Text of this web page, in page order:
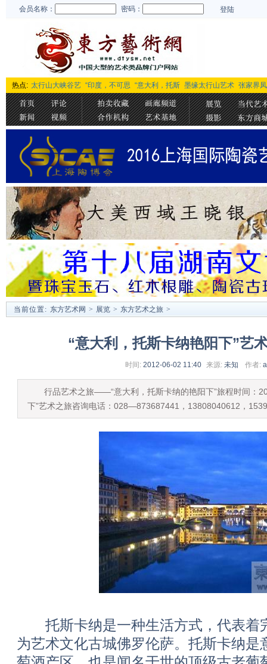
会员名称： 密码： 登陆
热点: 太行山大峡谷艺 “印度，不可思 “意大利，托斯 墨缘太行山艺术 张家界
当前位置: 东方艺术网 > 展览 > 东方艺术之旅 >
“意大利，托斯卡纳艳阳下”艺
时间: 2012-06-02 11:40 来源: 未知 作者:
行品艺术之旅——“意大利，托斯卡纳的艳阳下”旅程时间：
下”艺术之旅咨询电话：028—873687441，13808040612，
托斯卡纳是一种生活方式，代表着
为艺术文化古城佛罗伦萨。托斯卡纳是